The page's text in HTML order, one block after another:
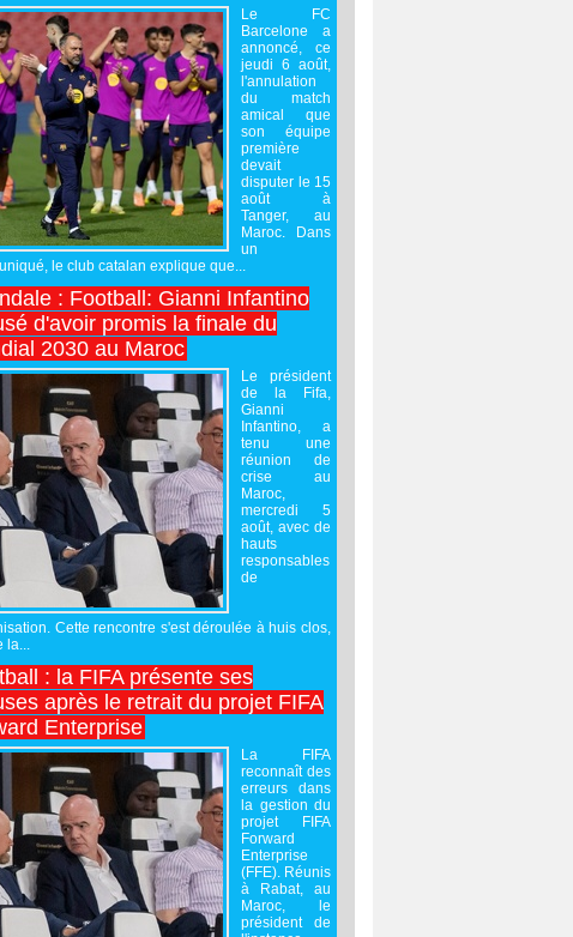
Le FC
Barcelone a
annoncé, ce
jeudi 6 août,
l'annulation
du match
amical que
son équipe
première
devait
disputer le 15
août à
Tanger, au
Maroc. Dans
un
le club catalan explique que...
: Football: Gianni Infantino
d'avoir promis la finale du
2030 au Maroc
Le président
de la Fifa,
Gianni
Infantino, a
tenu une
réunion de
crise au
Maroc,
mercredi 5
août, avec de
hauts
responsables
de
Cette rencontre s'est déroulée à huis clos,
: la FIFA présente ses
après le retrait du projet FIFA
Enterprise
La FIFA
reconnaît des
erreurs dans
la gestion du
projet FIFA
Forward
Enterprise
(FFE). Réunis
à Rabat, au
Maroc, le
président de